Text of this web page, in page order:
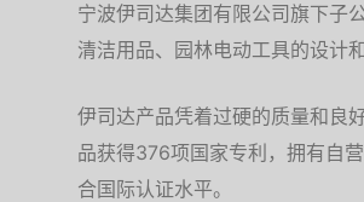
宁波伊司达集团有限公司旗下子
清洁用品、园林电动工具的设计
伊司达产品凭着过硬的质量和良
品获得376项国家专利，拥有自
合国际认证水平。